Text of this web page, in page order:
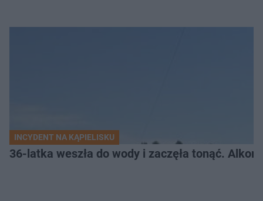
INCYDENT NA KĄPIELISKU
36-latka weszła do wody i zaczęła tonąć.